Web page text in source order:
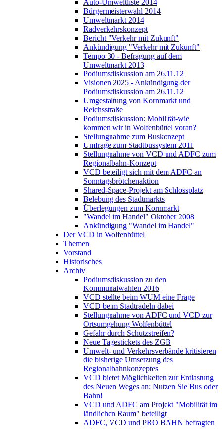
Auto-Umweltliste 2014
Bürgermeisterwahl 2014
Umweltmarkt 2014
Radverkehrskonzept
Bericht "Verkehr mit Zukunft"
Ankündigung "Verkehr mit Zukunft"
Tempo 30 - Befragung auf dem
Umweltmarkt 2013
Podiumsdiskussion am 26.11.12
Visionen 2025 - Ankündigung der
Podiumsdiskussion am 26.11.12
Umgestaltung von Kornmarkt und
Reichsstraße
Podiumsdiskussion: Mobilität-wie
kommen wir in Wolfenbüttel voran?
Stellungnahme zum Buskonzept
Umfrage zum Stadtbussystem 2011
Stellungnahme von VCD und ADFC zum
Regionalbahn-Konzept
VCD beteiligt sich mit dem ADFC an
Sonntagsbrötchenaktion
Shared-Space-Projekt am Schlossplatz
Belebung des Stadtmarkts
Überlegungen zum Kornmarkt
"Wandel im Handel" Oktober 2008
Ankündigung "Wandel im Handel"
Der VCD in Wolfenbüttel
Themen
Vorstand
Historisches
Archiv
Podiumsdiskussion zu den
Kommunalwahlen 2016
VCD stellte beim WUM eine Frage
VCD beim Stadtradeln dabei
Stellungnahme von ADFC und VCD zur
Ortsumgehung Wolfenbüttel
Gefahr durch Schutzstreifen?
Neue Tagestickets des ZGB
Umwelt- und Verkehrsverbände kritisieren
die bisherige Umsetzung des
Regionalbahnkonzeptes
VCD bietet Möglichkeiten zur Entlastung
des Neuen Weges an: Nutzen Sie Bus oder
Bahn!
VCD und ADFC am Projekt "Mobilität im
ländlichen Raum" beteiligt
ADFC, VCD und PRO BAHN befragten